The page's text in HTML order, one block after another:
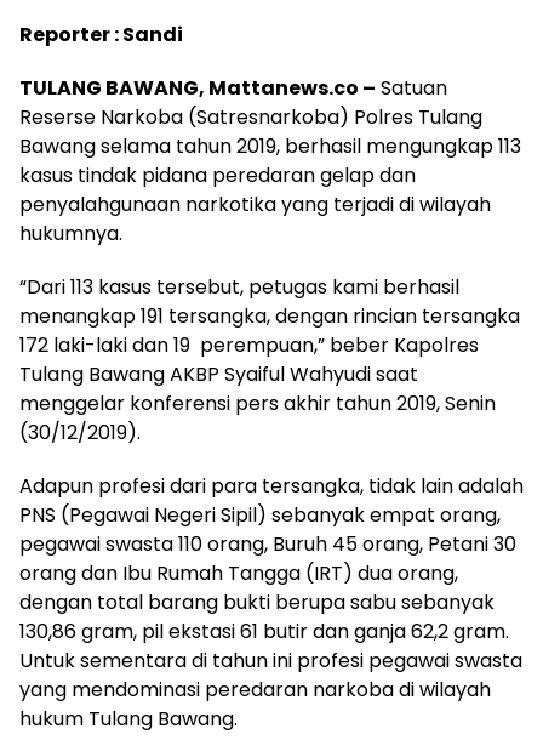
Reporter : Sandi
TULANG BAWANG, Mattanews.co – Satuan
Reserse Narkoba (Satresnarkoba) Polres Tulang
Bawang selama tahun 2019, berhasil mengungkap 113
kasus tindak pidana peredaran gelap dan
penyalahgunaan narkotika yang terjadi di wilayah
hukumnya.
“Dari 113 kasus tersebut, petugas kami berhasil
menangkap 191 tersangka, dengan rincian tersangka
172 laki-laki dan 19 perempuan,” beber Kapolres
Tulang Bawang AKBP Syaiful Wahyudi saat
menggelar konferensi pers akhir tahun 2019, Senin
(30/12/2019).
Adapun profesi dari para tersangka, tidak lain adalah
PNS (Pegawai Negeri Sipil) sebanyak empat orang,
pegawai swasta 110 orang, Buruh 45 orang, Petani 30
orang dan Ibu Rumah Tangga (IRT) dua orang,
dengan total barang bukti berupa sabu sebanyak
130,86 gram, pil ekstasi 61 butir dan ganja 62,2 gram.
Untuk sementara di tahun ini profesi pegawai swasta
yang mendominasi peredaran narkoba di wilayah
hukum Tulang Bawang.